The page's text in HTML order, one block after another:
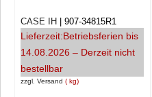
zzgl. Versand kg
CASE IH 907-34815R1
Lieferzeit:Betriebsferien bis
14.08.2026 – Derzeit nicht
bestellbar